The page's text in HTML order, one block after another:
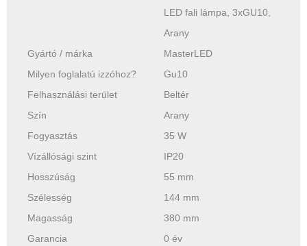
LED fali lámpa, 3xGU10,
Arany
Gyártó / márka
MasterLED
Milyen foglalatú izzóhoz?
Gu10
Felhasználási terület
Beltér
Szín
Arany
Fogyasztás
35 W
Vízállósági szint
IP20
Hosszúság
55 mm
Szélesség
144 mm
Magasság
380 mm
Garancia
0 év